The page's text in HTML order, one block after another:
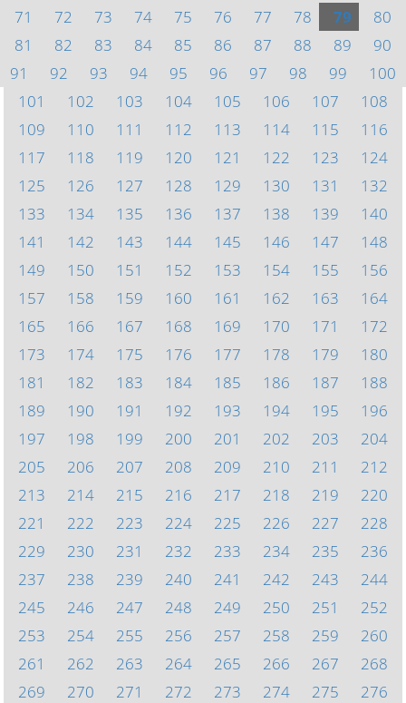
71
72 73 74 75 76 77 78 79
80
81
82 83 84 85 86 87 88 89
90
91
92 93 94 95 96 97 98 99
100
101
102 103 104 105 106 107
108
109
110 111 112 113 114 115
116
117
118 119 120 121 122 123
124
125
126 127 128 129 130 131
132
133
134 135 136 137 138 139
140
141
142 143 144 145 146 147
148
149
150 151 152 153 154 155
156
157
158 159 160 161 162 163
164
165
166 167 168 169 170 171
172
173
174 175 176 177 178 179
180
181
182 183 184 185 186 187
188
189
190 191 192 193 194 195
196
197
198 199 200 201 202 203
204
205
206 207 208 209 210 211
212
213
214 215 216 217 218 219
220
221
222 223 224 225 226 227
228
229
230 231 232 233 234 235
236
237
238 239 240 241 242 243
244
245
246 247 248 249 250 251
252
253
254 255 256 257 258 259
260
261
262 263 264 265 266 267
268
269
270 271 272 273 274 275
276